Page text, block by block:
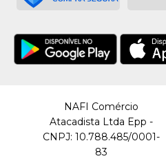
NAFI Comércio
Atacadista Ltda Epp -
CNPJ: 10.788.485/0001-
83